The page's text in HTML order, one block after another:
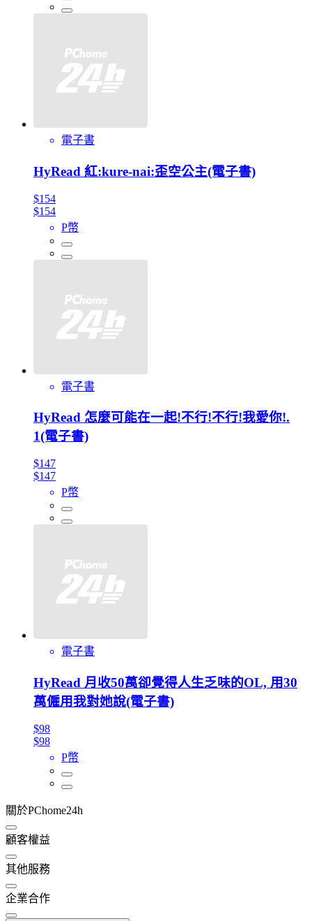
電子書
HyRead 紅:kure-nai:歪空公主(電子書)
$154
$154
P幣
電子書
HyRead 怎麼可能在一起!不行!不行!我愛你!.
1(電子書)
$147
$147
P幣
電子書
HyRead 月收50萬卻覺得人生乏味的OL, 用30
萬僱用我對她說(電子書)
$98
$98
P幣
關於PChome24h
顧客權益
其他服務
企業合作